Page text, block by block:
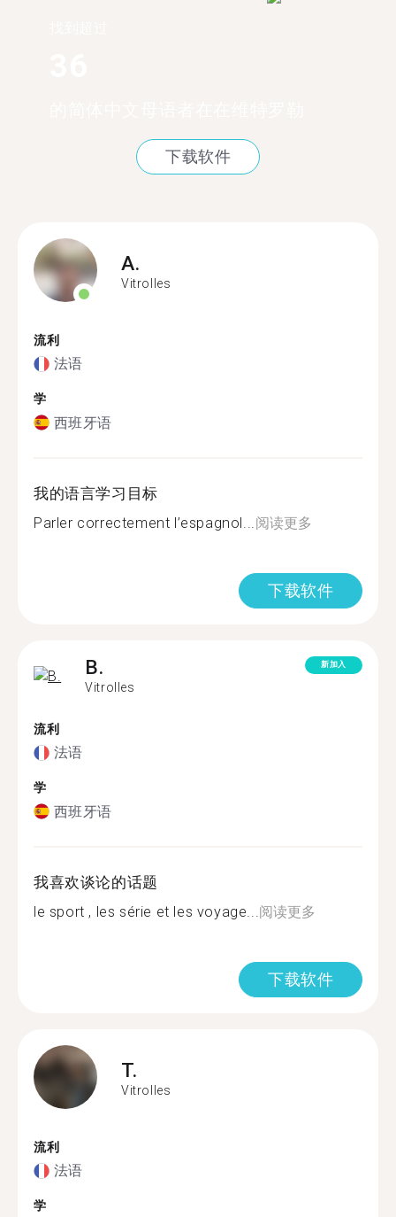
下载软件
A.
Vitrolles
流利
法语
学
西班牙语
我的语言学习目标
Parler correctement l’espagnol... 阅读更多
下载软件
B.
Vitrolles
新加入
流利
法语
学
西班牙语
我喜欢谈论的话题
le sport , les série et les voyage... 阅读更多
下载软件
T.
Vitrolles
流利
法语
学